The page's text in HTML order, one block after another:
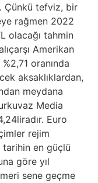
Çünkü tefviz, bir
rağmen 2022
olacağı tahmin
Amerikan
oranında
aksaklıklardan,
meydana
Media
Euro
rejim
tarihin en güçlü
göre yıl
sene geçme